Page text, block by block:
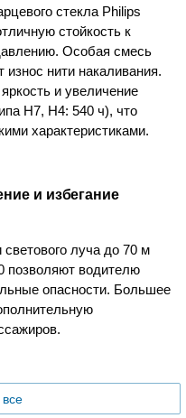
стекла Philips
стойкость к
Особая смесь
износ нити накаливания.
и увеличение
H7, H4: 540 ч), что
характеристиками.
и избегание
луча до 70 м
позволяют водителю
опасности. Большее